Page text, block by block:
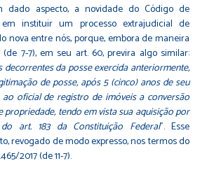
dado aspecto, a novidade do Código de
instituir um processo extrajudicial de
nova entre nós, porque, embora de maneira
(de 7-7), em seu art. 60, previra algo similar:
da posse exercida anteriormente,
de posse, após 5 (cinco) anos de seu
oficial de registro de imóveis a conversão
tendo em vista sua aquisição por
art. 183 da Constituição Federal”. Esse
revogado de modo expresso, nos termos do
2017 (de 11-7).